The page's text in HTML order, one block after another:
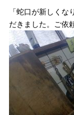
「蛇口が新しく
だきました。ご依